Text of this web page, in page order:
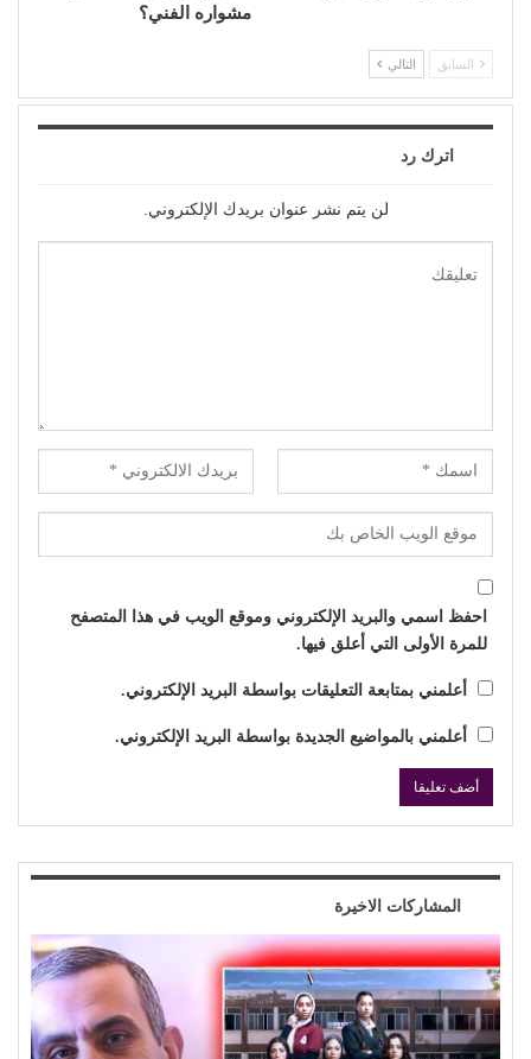
مشواره الفني؟
السابق التالي
اترك رد
لن يتم نشر عنوان بريدك الإلكتروني.
احفظ اسمي والبريد الإلكتروني وموقع الويب في هذا المتصفح
للمرة الأولى التي أعلق فيها.
أعلمني بمتابعة التعليقات بواسطة البريد الإلكتروني.
أعلمني بالمواضيع الجديدة بواسطة البريد الإلكتروني.
المشاركات الاخيرة